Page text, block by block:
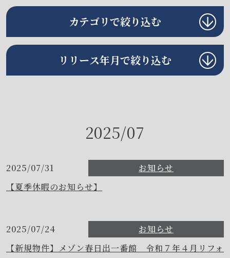
カテゴリで絞り込む
リリース年月で絞り込む
2025/07
2025/07/31
お知らせ
【夏季休暇のお知らせ】
2025/07/24
お知らせ
【新規物件】メゾン春日出一番館 令和７年４月リフォ